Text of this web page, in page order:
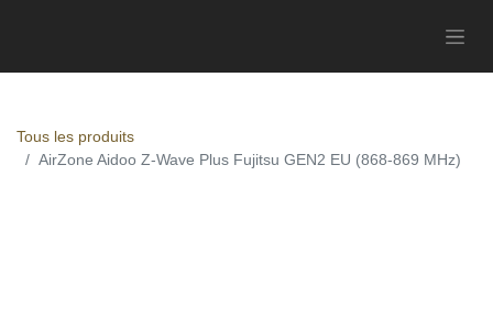
Tous les produits
AirZone Aidoo Z-Wave Plus Fujitsu GEN2 EU (868-869 MHz)